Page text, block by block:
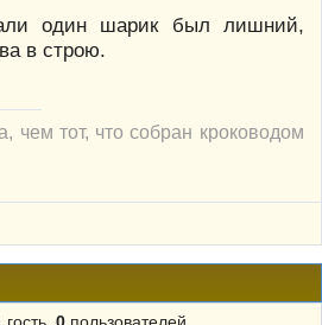
один шарик был лишний,
в строю.
чем тот, что собран кроководом
гость, 0пользователей